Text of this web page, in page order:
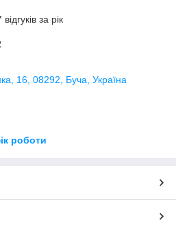
за рік
16, 08292, Буча, Україна
роботи